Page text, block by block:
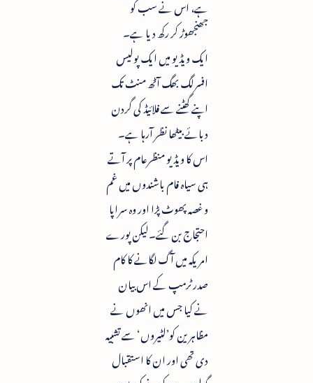
ہے، اس نے سب کو
جھنجھوڑ کر رکھ دیا ہے۔
ایک ویڈیو میں ایک پولیس
افسرلگ بھگ آٹھ منٹ تک
اپنے گھٹنے سے فلائیڈ کی گردن
دبائے بیٹھا نظر آرہا ہے۔
اس کا ویڈیو منظرعام پر آتے
ہی سیاہ فام باشندوں میں غم
و غصہ پھوٹ پڑا اور وہ سراپا
احتجاج بن گئے۔لیکن پورے
امریکہ میں آگ لگانے کا کام
صدر ٹرمپ کے اس بیان
نے کیا جس میں انھوں نے
مظاہرین کو’لٹیروں‘ سے تشبیہ
دی تھی اور ان کا استقبال